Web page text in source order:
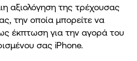
αξιολόγηση της τρέχουσας
την οποία μπορείτε να
έκπτωση για την αγορά του
σας iPhone.